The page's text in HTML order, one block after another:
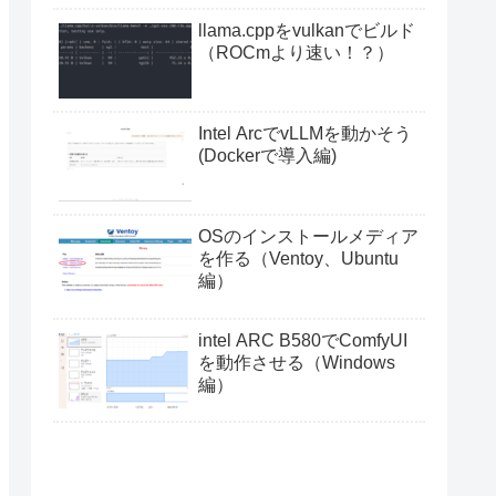
llama.cppをvulkanでビルド
（ROCmより速い！？）
Intel ArcでvLLMを動かそう
(Dockerで導入編)
OSのインストールメディア
を作る（Ventoy、Ubuntu
編）
intel ARC B580でComfyUI
を動作させる（Windows
編）